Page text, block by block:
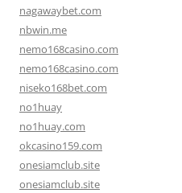
nagawaybet.com
nbwin.me
nemo168casino.com
nemo168casino.com
niseko168bet.com
no1huay
no1huay.com
okcasino159.com
onesiamclub.site
onesiamclub.site